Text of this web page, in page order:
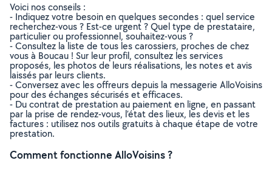
Voici nos conseils :
- Indiquez votre besoin en quelques secondes : quel service
recherchez-vous ? Est-ce urgent ? Quel type de prestataire,
particulier ou professionnel, souhaitez-vous ?
- Consultez la liste de tous les carossiers, proches de chez
vous à Boucau ! Sur leur profil, consultez les services
proposés, les photos de leurs réalisations, les notes et avis
laissés par leurs clients.
- Conversez avec les offreurs depuis la messagerie AlloVoisins
pour des échanges sécurisés et efficaces.
- Du contrat de prestation au paiement en ligne, en passant
par la prise de rendez-vous, l’état des lieux, les devis et les
factures : utilisez nos outils gratuits à chaque étape de votre
prestation.
Comment fonctionne AlloVoisins ?